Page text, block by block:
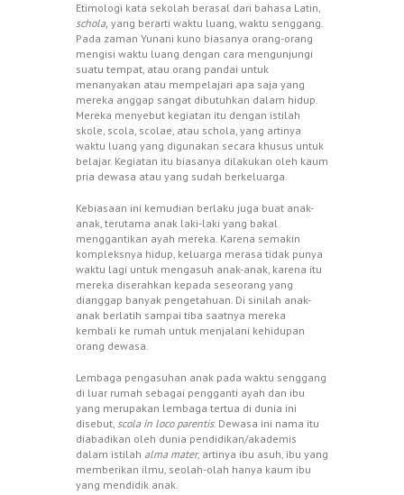
Etimologi kata sekolah berasal dari bahasa Latin,
schola, yang berarti waktu luang, waktu senggang.
Pada zaman Yunani kuno biasanya orang-orang
mengisi waktu luang dengan cara mengunjungi
suatu tempat, atau orang pandai untuk
menanyakan atau mempelajari apa saja yang
mereka anggap sangat dibutuhkan dalam hidup.
Mereka menyebut kegiatan itu dengan istilah
skole, scola, scolae, atau schola, yang artinya
waktu luang yang digunakan secara khusus untuk
belajar. Kegiatan itu biasanya dilakukan oleh kaum
pria dewasa atau yang sudah berkeluarga.
Kebiasaan ini kemudian berlaku juga buat anak-
anak, terutama anak laki-laki yang bakal
menggantikan ayah mereka. Karena semakin
kompleksnya hidup, keluarga merasa tidak punya
waktu lagi untuk mengasuh anak-anak, karena itu
mereka diserahkan kepada seseorang yang
dianggap banyak pengetahuan. Di sinilah anak-
anak berlatih sampai tiba saatnya mereka
kembali ke rumah untuk menjalani kehidupan
orang dewasa.
Lembaga pengasuhan anak pada waktu senggang
di luar rumah sebagai pengganti ayah dan ibu
yang merupakan lembaga tertua di dunia ini
disebut, scola in loco parentis. Dewasa ini nama itu
diabadikan oleh dunia pendidikan/akademis
dalam istilah alma mater, artinya ibu asuh, ibu yang
memberikan ilmu, seolah-olah hanya kaum ibu
yang mendidik anak.